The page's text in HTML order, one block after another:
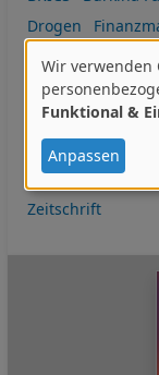
Drogen
Frieden
Kostenlos Krieg
Künstliche
Präsentation
Venezuela
Zeitschrift
von
Daten
und
Wir verwenden
Funktional &
Anpassen